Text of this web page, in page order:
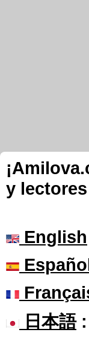
y
English
日本語: